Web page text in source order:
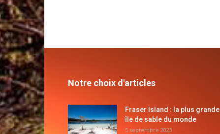
Notre choix d'articles
Fraser Island : la plus grande
île de sable du monde
5 septembre 2023